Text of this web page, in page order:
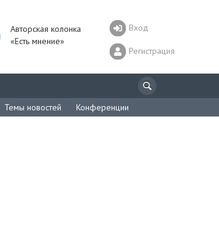
Авторская колонка
«Есть мнение»
Вход
Регистрация
Темы новостей Конференции